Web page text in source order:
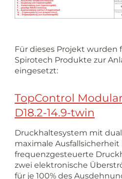
Für dieses Projekt wurden
Spirotech Produkte zur
eingesetzt:
TopControl
D18.2-14.9-twin
Druckhaltesystem mit
maximale
frequenzgesteuerte
zwei elektronische
für je 100% des